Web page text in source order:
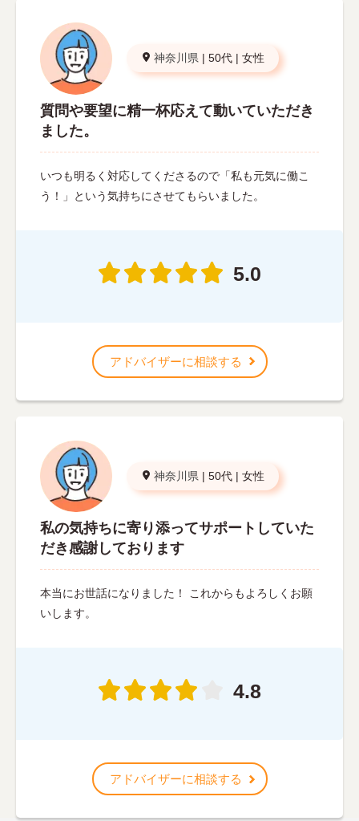
神奈川県 | 50代 | 女性
質問や要望に精一杯応えて動いていただき
ました。
いつも明るく対応してくださるので「私も元気に働こ
う！」という気持ちにさせてもらいました。
5.0
アドバイザーに相談する
神奈川県 | 50代 | 女性
私の気持ちに寄り添ってサポートしていた
だき感謝しております
本当にお世話になりました！ これからもよろしくお願
いします。
4.8
アドバイザーに相談する